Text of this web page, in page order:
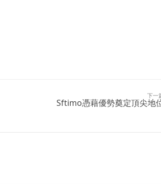
下一
Sftimo憑藉優勢奠定頂尖地